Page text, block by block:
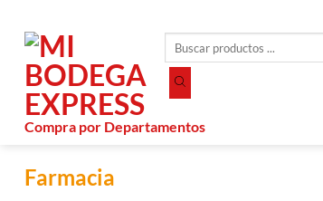
contenido
productos
Compra por Departamentos
Farmacia